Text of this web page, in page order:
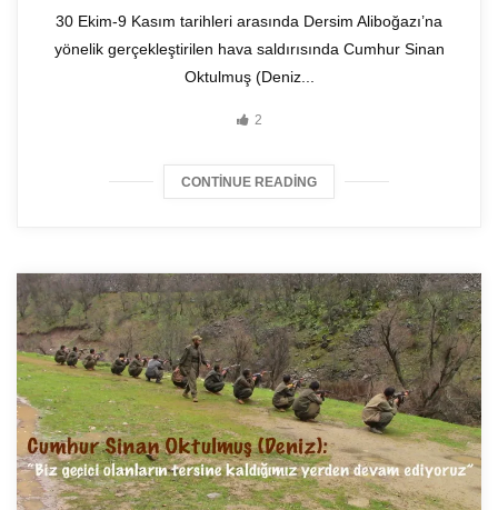
30 Ekim-9 Kasım tarihleri arasında Dersim Aliboğazı’na
yönelik gerçekleştirilen hava saldırısında Cumhur Sinan
Oktulmuş (Deniz...
2
CONTINUE READING